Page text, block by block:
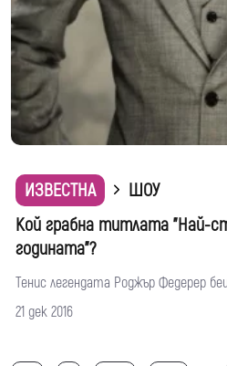
ИЗВЕСТНА
ШОУ
Кой грабна титлата "Най-
годината"?
Тенис легендата Роджър Федерер
21 дек 2016